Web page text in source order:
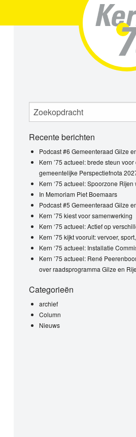
Recente berichten
Podcast #6 Gemeenteraad Gilze
Kern ’75 actueel: brede steun
gemeentelijke Perspectiefnota
Kern ‘75 actueel: Spoorzone
In Memoriam Piet Boemaars
Podcast #5 Gemeenteraad Gilze
Kern ’75 kiest voor samenwerking
Kern ‘75 actueel: Actief op
Kern ’75 kijkt vooruit: vervoer,
Kern ‘75 actueel: Installatie
Kern ’75 actueel: René
over raadsprogramma Gilze en
Categorieën
archief
Column
Nieuws